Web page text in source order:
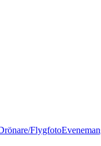
Flygfoto